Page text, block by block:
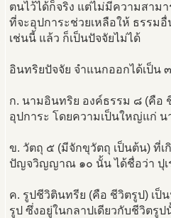
ตนไว้ได้ก็จริง แต่ไม่มีความสาม
ที่จะอุปการะช่วยเหลือให้ ธรรม
เช่นนี้ แล้ว ก็เป็นปัจจัยไม่ได้
อินทริยปัจจัย จำแนกออกได้เป็น
ก. นามอินทริย องค์ธรรม ๘ (คือ
อุปการะ โดยความเป็นใหญ่แก่
ข. วัตถุ ๕ (มีจักขุวัตถุ เป็นต้น) ที่
ปัญจวิญญาณ ๑๐ นั้น ได้ชื่อว่า ปุเ
ค. รูปชีวิตินทรีย (คือ ชีวิตรูป) เ
รูป ซึ่งอยู่ในกลาปเดียวกับชีวิตรู